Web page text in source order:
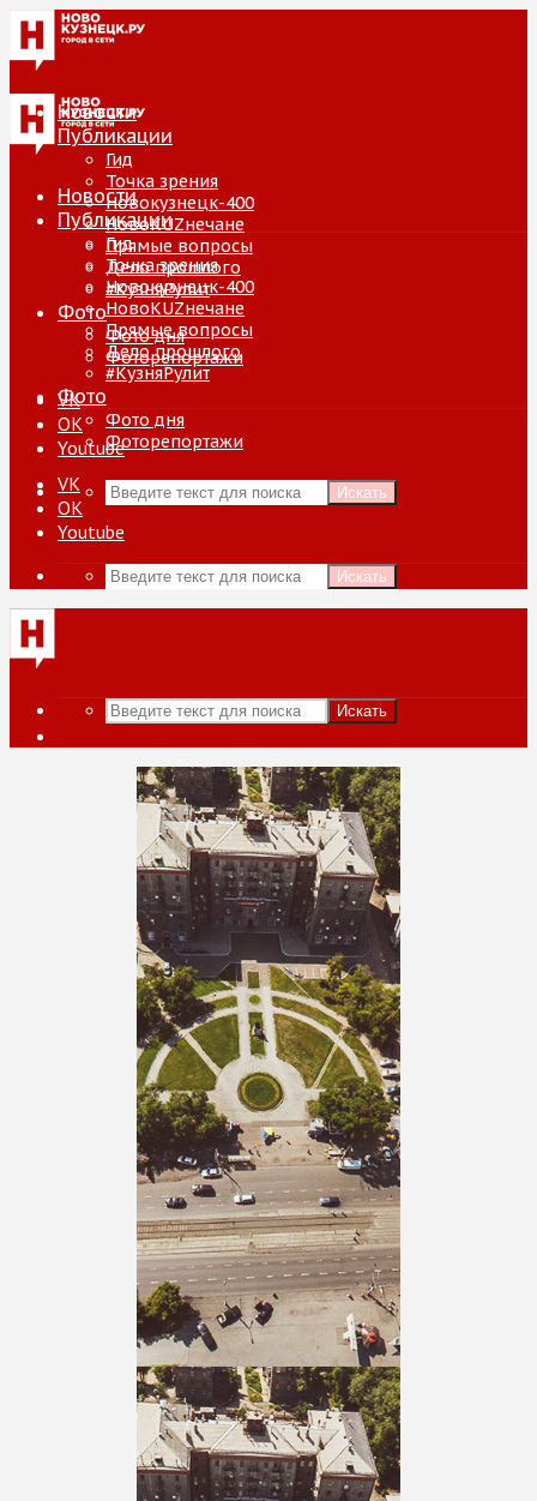
Новости
Публикации
Гид
Точка зрения
Новокузнецк-400
НовоKUZнечане
Прямые вопросы
Дело прошлого
#КузняРулит
Фото
Фото дня
Фоторепортажи
VK
ОК
Youtube
Искать
Новости
Публикации
Гид
Точка зрения
Новокузнецк-400
НовоKUZнечане
Прямые вопросы
Дело прошлого
#КузняРулит
Фото
Фото дня
Фоторепортажи
VK
ОК
Youtube
Искать
Искать